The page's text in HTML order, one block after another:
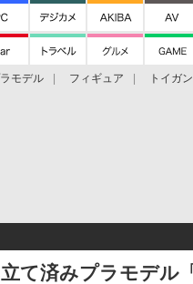
モデル フィギュア トイガン
て済みプラモデル